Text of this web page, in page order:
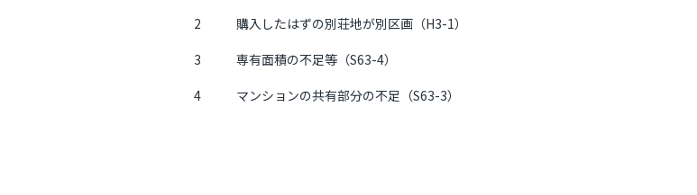
2 購入したはずの別荘地が別区画（H3-1）
3 専有面積の不足等（S63-4）
4 マンションの共有部分の不足（S63-3）